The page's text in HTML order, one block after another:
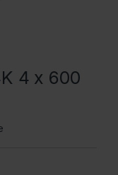
4 x 600